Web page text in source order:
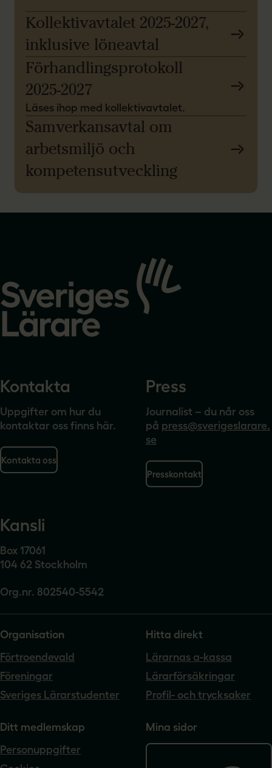
Kollektivavtalet 2025-2027,
inklusive löneavtal
Förhandlingsprotokoll
2025-2027
Läses ihop med kollektivavtalet.
Samverkansavtal om
arbetsmiljö och
kompetensutveckling
startsidan
Kontakta
Uppgifter om hur du
kontaktar oss finns här.
Kontakta oss
Press
Journalist – du når oss
på press@sverigeslarare.
se
Presskontakt
Kansli
Box 17061
104 62 Stockholm
Org.nr. 802540-5542
Organisation
Förtroendevald
Föreningar
Sveriges Lärarstudenter
Hitta direkt
Lärarnas a-kassa
Lärarförsäkringar
Profil- och trycksaker
Ditt medlemskap
Personuppgifter
Mina sidor